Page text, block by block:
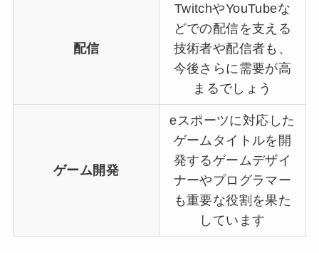
配信
TwitchやYouTubeな
どでの配信を支える
技術者や配信者も、
今後さらに需要が高
まるでしょう
ゲーム開発
eスポーツに対応した
ゲームタイトルを開
発するゲームデザイ
ナーやプログラマー
も重要な役割を果た
しています